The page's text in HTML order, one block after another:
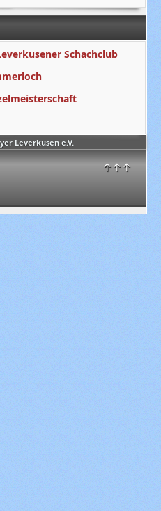
Leverkusen e.V.
↑↑↑
Schachclub